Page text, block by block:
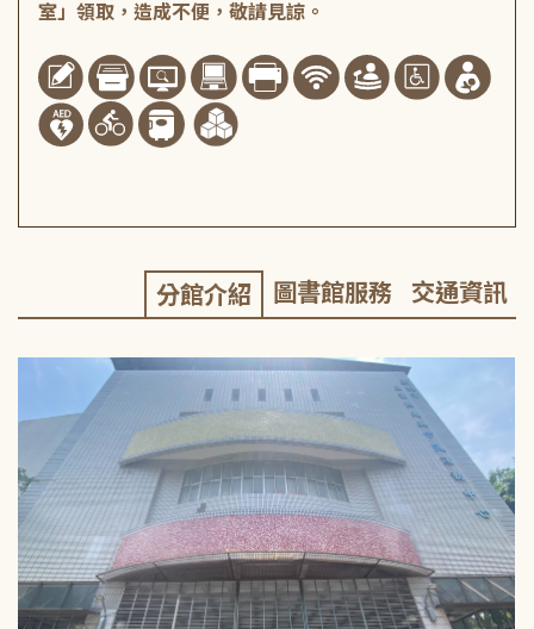
室」領取，造成不便，敬請見諒。
分館介紹 圖書館服務 交通資訊